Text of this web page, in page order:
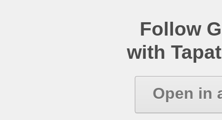
Follow
with
Open in